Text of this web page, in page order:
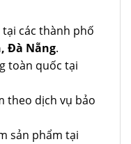
các thành phố
Đà Nẵng.
toàn quốc tại
theo dịch vụ bảo
sản phẩm tại